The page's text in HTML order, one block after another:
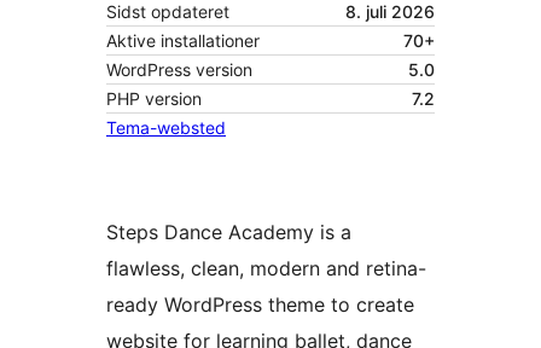
Sidst opdateret
8. juli 2026
Aktive installationer
70+
WordPress version
5.0
PHP version
7.2
Tema-websted
Steps Dance Academy is a
flawless, clean, modern and retina-
ready WordPress theme to create
website for learning ballet, dance